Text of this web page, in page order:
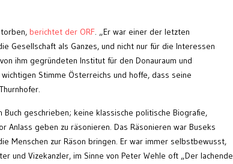
berichtet der ORF. „Er war einer der letzten
Gesellschaft als Ganzes, und nicht nur für die Interessen
ihm gegründeten Institut für den Donauraum und
Stimme Österreichs und hoffe, dass seine
Buch geschrieben; keine klassische politische Biografie,
Anlass geben zu räsonieren. Das Räsonieren war Buseks
Menschen zur Räson bringen. Er war immer selbstbewusst,
und Vizekanzler, im Sinne von Peter Wehle oft „Der lachende